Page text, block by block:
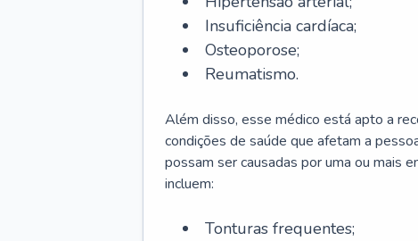
Insuficiência cardíaca;
Osteoporose;
Reumatismo.
Além disso, esse médico está apto a
condições de saúde que afetam a
possam ser causadas por uma ou mais
incluem:
Tonturas frequentes;